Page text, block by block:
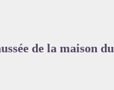
de la maison du